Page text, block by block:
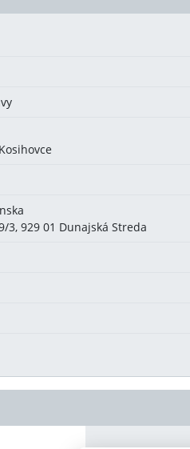
3, 929 01 Dunajská Streda